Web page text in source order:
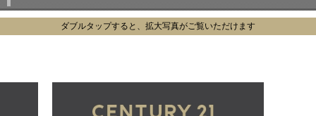
ダブルタップすると、拡大写真がご覧いただけます